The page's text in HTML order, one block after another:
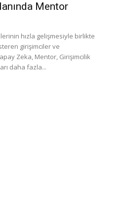
Mentor
hızla gelişmesiyle birlikte
girişimciler ve
Zeka, Mentor, Girişimcilik
daha fazla...